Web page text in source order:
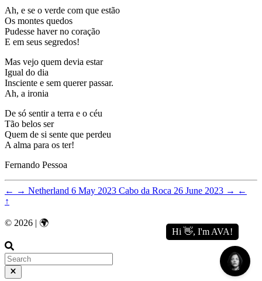
Ah, e se o verde com que estão
Os montes quedos
Pudesse haver no coração
E em seus segredos!
Mas vejo quem devia estar
Igual do dia
Insciente e sem querer passar.
Ah, a ironia
De só sentir a terra e o céu
Tão belos ser
Quem de si sente que perdeu
A alma para os ter!
Fernando Pessoa
← → Netherland 6 May 2023 Cabo da Roca 26 June 2023 → ←
↑
© 2026 | 🌍